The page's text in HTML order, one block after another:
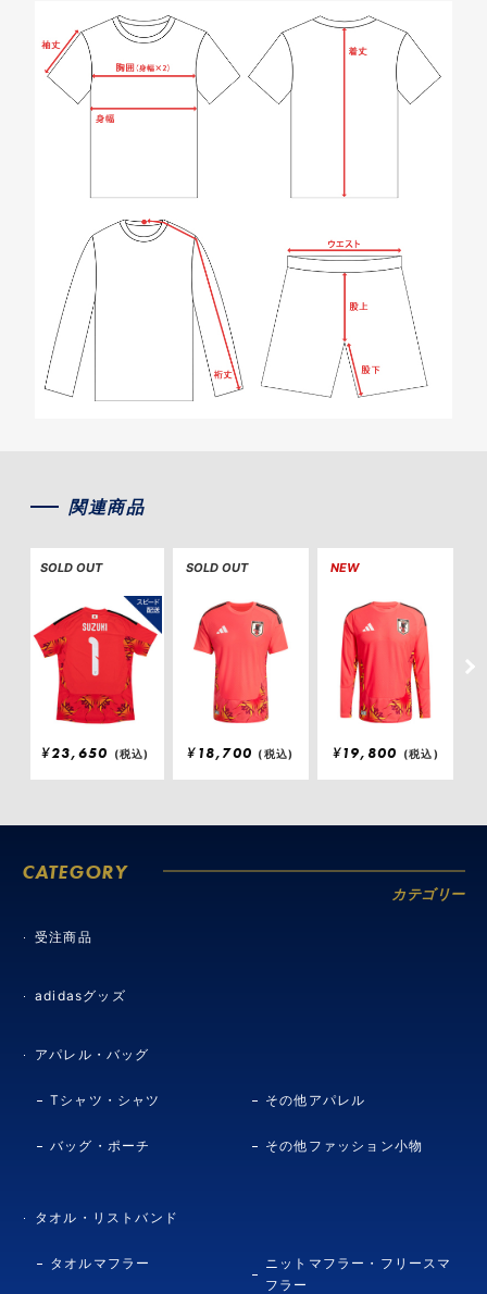
関連商品
SOLD OUT
¥23,650 (税込)
SOLD OUT
¥18,700 (税込)
NEW
¥19,800 (税込)
CATEGORY
カテゴリー
受注商品
adidasグッズ
アパレル・バッグ
Tシャツ・シャツ その他アパレル
バッグ・ポーチ その他ファッション小物
タオル・リストバンド
タオルマフラー
ニットマフラー・フリースマ
フラー